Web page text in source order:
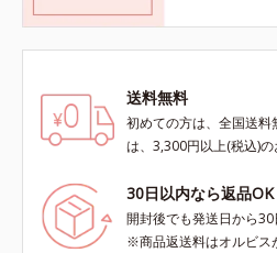
送料無料
初めての方は、全国送
は、3,300円以上(税込)
30日以内なら返品OK
開封後でも発送日から
※商品返送料はオルビス